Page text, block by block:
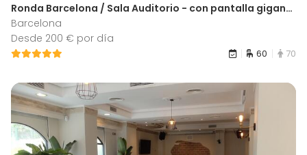
Ronda Barcelona / Sala Auditorio - con pantalla gigante
Barcelona
Desde 200 € por día
60 70